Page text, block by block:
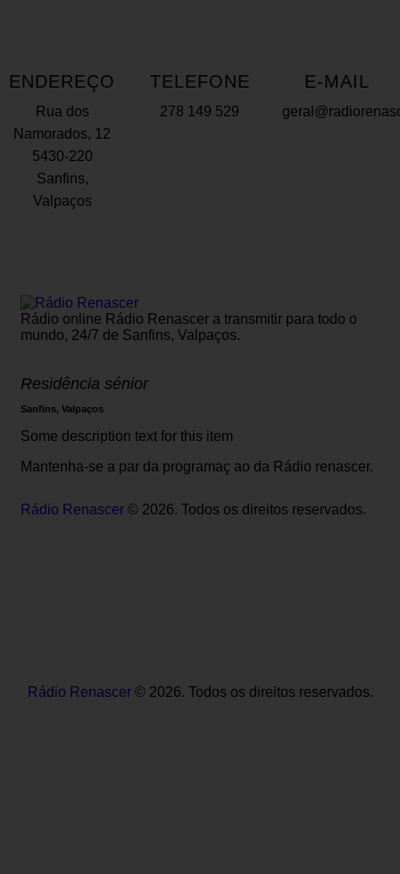
ENDEREÇO
Rua dos
Namorados, 12
5430-220
Sanfins,
Valpaços
TELEFONE
278 149 529
E-MAIL
Rádio online Rádio Renascer a transmitir para todo o
mundo, 24/7 de Sanfins, Valpaços.
Residência sénior
Sanfins, Valpaços
Some description text for this item
Mantenha-se a par da programaç ao da Rádio renascer.
Rádio Renascer © 2026. Todos os direitos reservados.
Rádio Renascer© 2026. Todos os direitos reservados.